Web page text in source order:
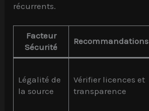
récurrents.
Facteur
Sécurité
Recommandations
Légalité de
la source
Vérifier licences et
transparence